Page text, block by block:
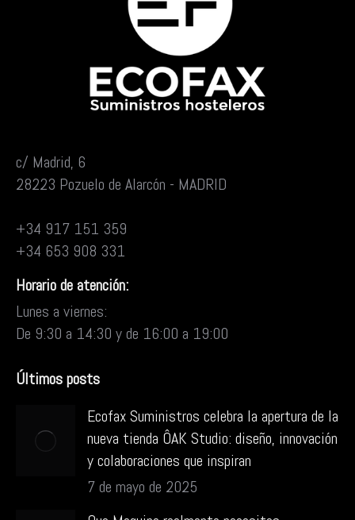
c/ Madrid, 6
28223 Pozuelo de Alarcón - MADRID
+34 917 151 359
+34 653 908 331
Horario de atención:
Lunes a viernes:
De 9:30 a 14:30 y de 16:00 a 19:00
Últimos posts
Ecofax Suministros celebra la apertura de la
nueva tienda ÔAK Studio: diseño, innovación
y colaboraciones que inspiran
7 de mayo de 2025